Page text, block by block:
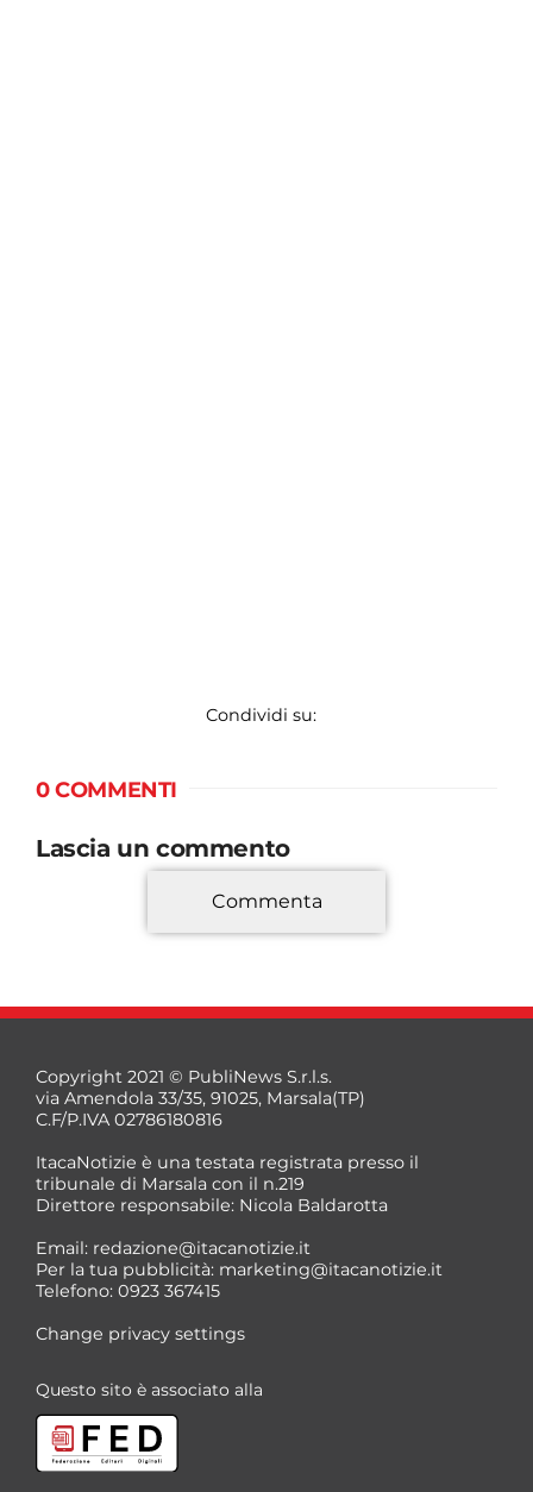
Condividi su:
0 COMMENTI
Lascia un commento
*
*
Commenta
Copyright 2021 © PubliNews S.r.l.s.
via Amendola 33/35, 91025, Marsala(TP)
C.F/P.IVA 02786180816
ItacaNotizie è una testata registrata presso il
tribunale di Marsala con il n.219
Direttore responsabile: Nicola Baldarotta
Email: redazione@itacanotizie.it
Per la tua pubblicità: marketing@itacanotizie.it
Telefono: 0923 367415
Change privacy settings
Questo sito è associato alla